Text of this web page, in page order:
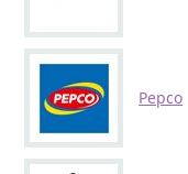
Pepco